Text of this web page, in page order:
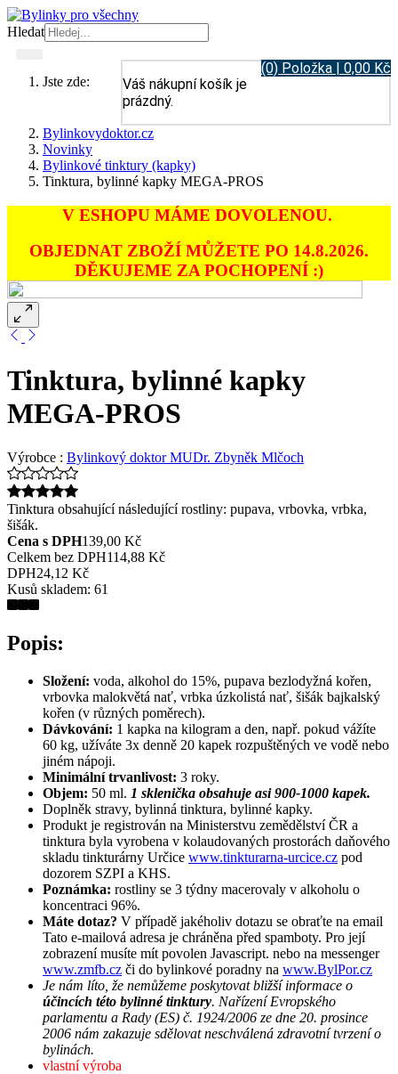
Hledat
(0) Položka | 0,00 Kč
Váš nákupní košík je
prázdný.
Jste zde:
Bylinkovydoktor.cz
Novinky
Bylinkové tinktury (kapky)
Tinktura, bylinné kapky MEGA-PROS
V ESHOPU MÁME DOVOLENOU.
OBJEDNAT ZBOŽÍ MŮŽETE PO 14.8.2026.
DĚKUJEME ZA POCHOPENÍ :)
Tinktura, bylinné kapky
MEGA-PROS
Výrobce : Bylinkový doktor MUDr. Zbyněk Mlčoch
Tinktura obsahující následující rostliny: pupava, vrbovka, vrbka,
šišák.
Cena s DPH139,00 Kč
Celkem bez DPH114,88 Kč
DPH24,12 Kč
Kusů skladem: 61
Popis:
Složení: voda, alkohol do 15%, pupava bezlodyžná kořen,
vrbovka malokvětá nať, vrbka úzkolistá nať, šišák bajkalský
kořen (v různých poměrech).
Dávkování: 1 kapka na kilogram a den, např. pokud vážíte
60 kg, užíváte 3x denně 20 kapek rozpuštěných ve vodě nebo
jiném nápoji.
Minimální trvanlivost: 3 roky.
Objem: 50 ml. 1 sklenička obsahuje asi 900-1000 kapek.
Doplněk stravy, bylinná tinktura, bylinné kapky.
Produkt je registrován na Ministerstvu zemědělství ČR a
tinktura byla vyrobena v kolaudovaných prostorách daňového
skladu tinkturárny Určice www.tinkturarna-urcice.cz pod
dozorem SZPI a KHS.
Poznámka: rostliny se 3 týdny macerovaly v alkoholu o
koncentraci 96%.
Máte dotaz? V případě jakéholiv dotazu se obraťte na email
Tato e-mailová adresa je chráněna před spamboty. Pro její
zobrazení musíte mít povolen Javascript. nebo na messenger
www.zmfb.cz či do bylinkové poradny na www.BylPor.cz
Je nám líto, že nemůžeme poskytovat bližší informace o
účincích této bylinné tinktury. Nařízení Evropského
parlamentu a Rady (ES) č. 1924/2006 ze dne 20. prosince
2006 nám zakazuje sdělovat neschválená zdravotní tvrzení o
bylinách.
vlastní výroba